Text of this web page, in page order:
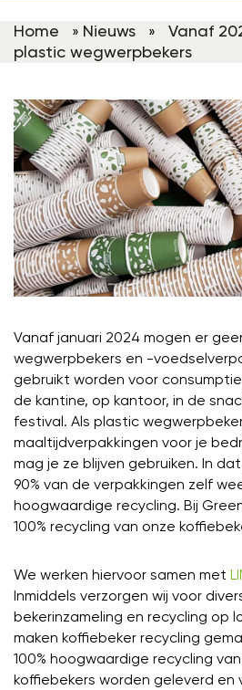
Home » Nieuws »
Vanaf
plastic wegwerpbekers
Vanaf januari 2024 mogen er
wegwerpbekers en -
gebruikt worden voor
de kantine, op kantoor, in de
festival. Als plastic
maaltijdverpakkingen voor je
mag je ze blijven gebruiken. In
90% van de verpakkingen zelf
hoogwaardige recycling. Bij
100% recycling van onze
We werken hiervoor samen met
Inmiddels verzorgen wij voor
bekerinzameling en recycling op
maken koffiebeker recycling
100% hoogwaardige recycling
koffiebekers worden geleverd en